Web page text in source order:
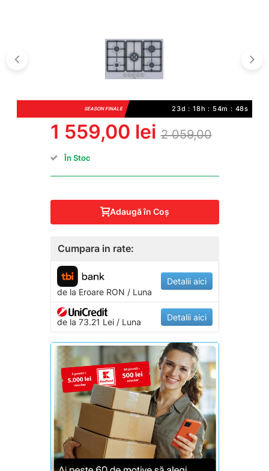
SEASON FINALE 23d : 18h : 54m : 48s
1 559,00 lei 2 059,00
În Stoc
Adaugă în Coş
Cumpara in rate:
de la EroareRON / Luna
Detalii aici
de la 73.21 Lei / Luna Detalii aici